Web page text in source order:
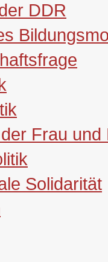
DDR
Frau und
Solidarität